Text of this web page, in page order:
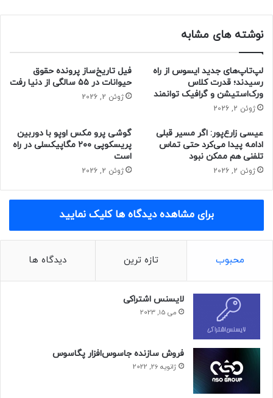
حتما بخوانید :برخلاف انتظار، اپل هیچ تغییری در قیمت
آیفون ۱۵ اعمال نکرد
منبع : زومیت
سیستم عامل فناوری
نوشته های مشابه
لپ‌تاپ‌های جدید ایسوس از راه
رسیدند؛ قدرت کلاس
ورک‌استیشن و گرافیک توانمند
ژوئن 2, 2026
فیل تاریخ‌ساز پرونده حقوق
حیوانات در ۵۵ سالگی از دنیا رفت
ژوئن 2, 2026
عیسی زارع‌پور: اگر مسیر قبلی
ادامه پیدا می‌کرد حتی تماس
تلفنی هم ممکن نبود
ژوئن 2, 2026
گوشی پرو مکس اوپو با دوربین
پریسکوپی ۲۰۰ مگاپیکسلی در راه
است
ژوئن 2, 2026
برای مشاهده دیدگاه ها کلیک نمایید
محبوب تازه ترین دیدگاه ها
لایسنس اشتراکی
می 15, 2023
فروش سازنده جاسوس‌افزار پگاسوس
ژانویه 26, 2022